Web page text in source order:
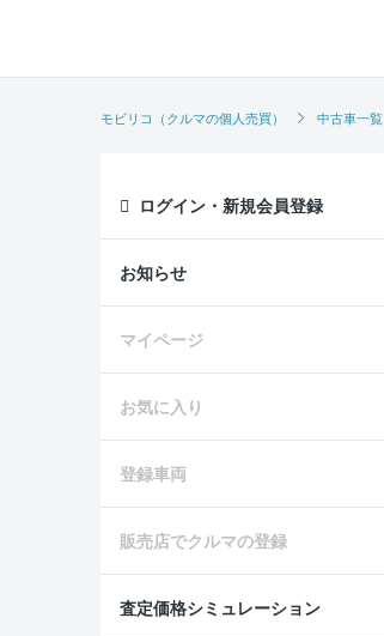
モビリコ（クルマの個人売買） 中古車一覧
ログイン・新規会員登録
お知らせ
マイページ
お気に入り
登録車両
販売店でクルマの登録
査定価格シミュレーション